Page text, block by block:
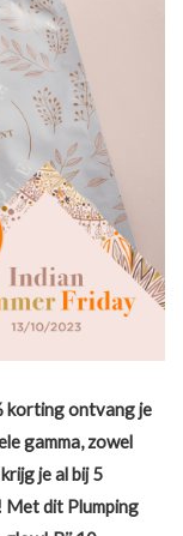
korting ontvang je
gamma, zowel
je al bij 5
Met dit Plumping